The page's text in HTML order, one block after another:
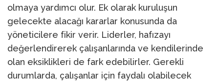
olmaya yardımcı olur. Ek olarak kuruluşun
gelecekte alacağı kararlar konusunda da
yöneticilere fikir verir. Liderler, hafızayı
değerlendirerek çalışanlarında ve kendilerinde
olan eksiklikleri de fark edebilirler. Gerekli
durumlarda, çalışanlar için faydalı olabilecek